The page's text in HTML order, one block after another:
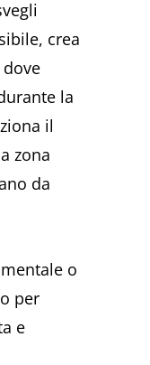
crea
dove
la
il
zona
da
o
per
e